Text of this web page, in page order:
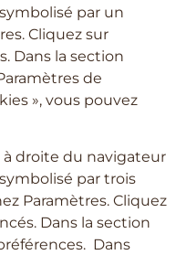
par un
Cliquez sur
Dans la section
de
», vous pouvez
à droite du navigateur
par trois
Paramètres. Cliquez
Dans la section
Dans